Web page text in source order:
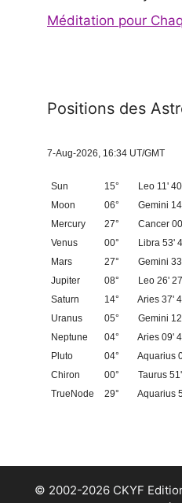
Méditation pour
Positions des
7-Aug-2026, 16:34 UT/GMT
Sun 15°
Leo 11'
Moon
06°
Gemini
Mercury
27°
Cancer
Venus
00°
Libra 53'
Mars
27°
Gemini
Jupiter
08°
Leo 26'
Saturn
14°
Aries 37'
Uranus
05°
Gemini
Neptune
04°
Aries 09'
Pluto
04°
Aquarius
Chiron
00°
Taurus
TrueNode
29° Aquarius
© 2002-2026 CKYF